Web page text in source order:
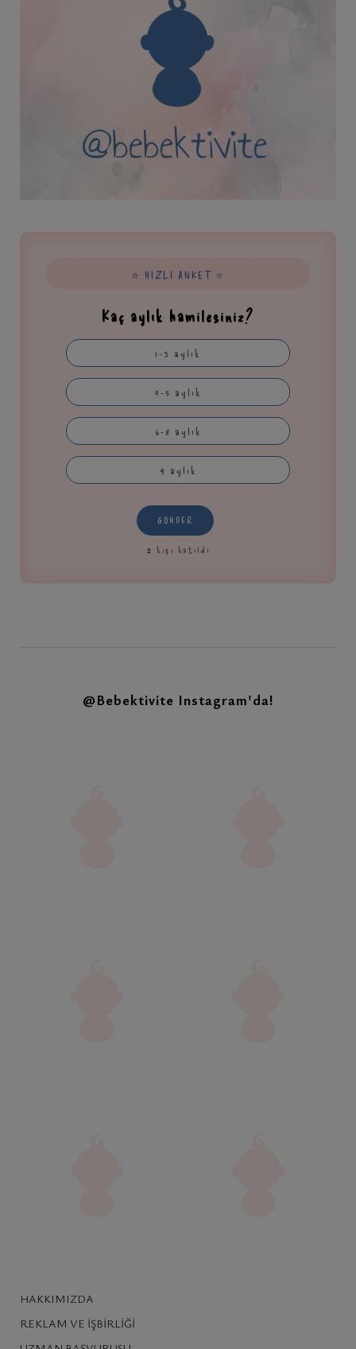
⭐ HIZLI ANKET ⭐
Kaç aylık hamilesiniz?
1-3 aylık
4-5 aylık
6-8 aylık
9 aylık
GÖNDER
2 kişi katıldı
@Bebektivite Instagram'da!
HAKKIMIZDA
REKLAM VE İŞBIRLIĞI